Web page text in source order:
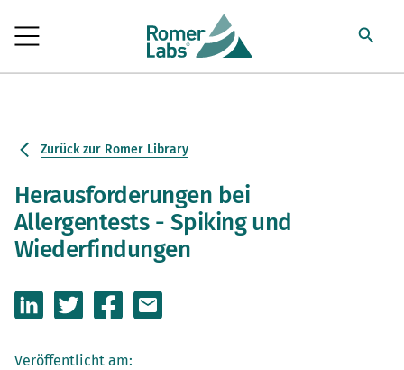
Zurück zur Romer Library
Herausforderungen bei
Allergentests - Spiking und
Wiederfindungen
Veröffentlicht am: